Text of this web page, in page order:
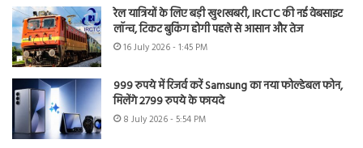
रेल यात्रियों के लिए बड़ी खुशखबरी, IRCTC की नई वेबसाइट
लॉन्च, टिकट बुकिंग होगी पहले से आसान और तेज
16 July 2026 - 1:45 PM
999 रुपये में रिजर्व करें Samsung का नया फोल्डेबल फोन,
मिलेंगे 2799 रुपये के फायदे
8 July 2026 - 5:54 PM